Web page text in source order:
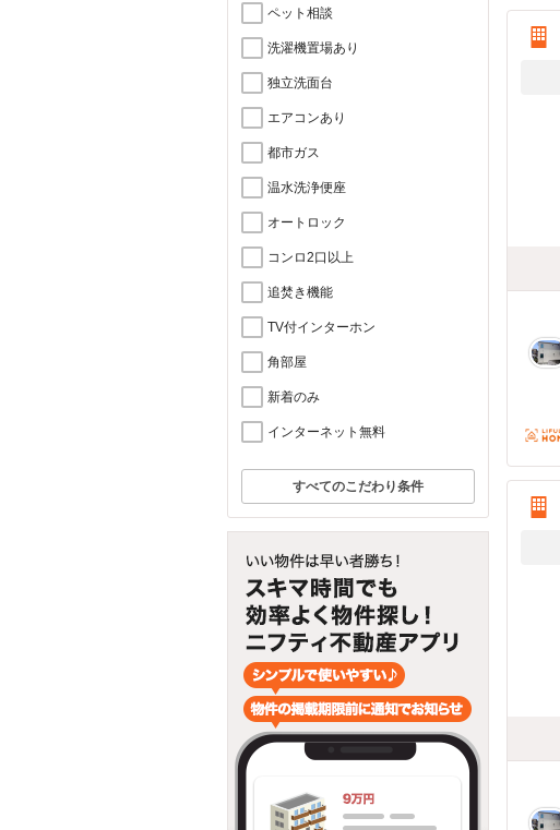
ペット相談
洗濯機置場あり
独立洗面台
エアコンあり
都市ガス
温水洗浄便座
オートロック
コンロ2口以上
追焚き機能
TV付インターホン
角部屋
新着のみ
インターネット無料
すべてのこだわり条件